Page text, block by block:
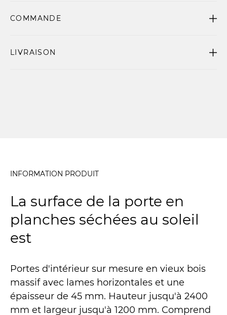
COMMANDE
LIVRAISON
INFORMATION PRODUIT
La surface de la porte en
planches séchées au soleil
est
Portes d'intérieur sur mesure en vieux bois
massif avec lames horizontales et une
épaisseur de 45 mm. Hauteur jusqu'à 2400
mm et largeur jusqu'à 1200 mm. Comprend